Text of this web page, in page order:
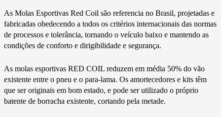
As Molas Esportivas Red Coil são referencia no Brasil, projetadas e
fabricadas obedecendo a todos os critérios internacionais das normas
de processos e tolerância, tornando o veículo baixo e mantendo as
condições de conforto e dirigibilidade e segurança.
As molas esportivas RED COIL reduzem em média 50% do vão
existente entre o pneu e o para-lama. Os amortecedores e kits têm
que ser originais em bom estado, e pode ser utilizado o próprio
batente de borracha existente, cortando pela metade.